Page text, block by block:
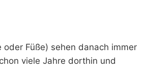
Füße) sehen danach immer
viele Jahre dorthin und